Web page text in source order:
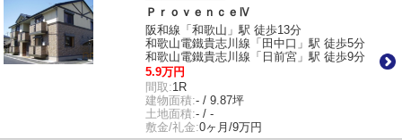
ＰｒｏｖｅｎｃｅⅣ
阪和線「和歌山」駅 徒歩13分
和歌山電鐵貴志川線「田中口」駅 徒歩5分
和歌山電鐵貴志川線「日前宮」駅 徒歩9分
5.9万円
間取:1R
建物面積:- / 9.87坪
土地面積:- / -
敷金/礼金:0ヶ月/9万円